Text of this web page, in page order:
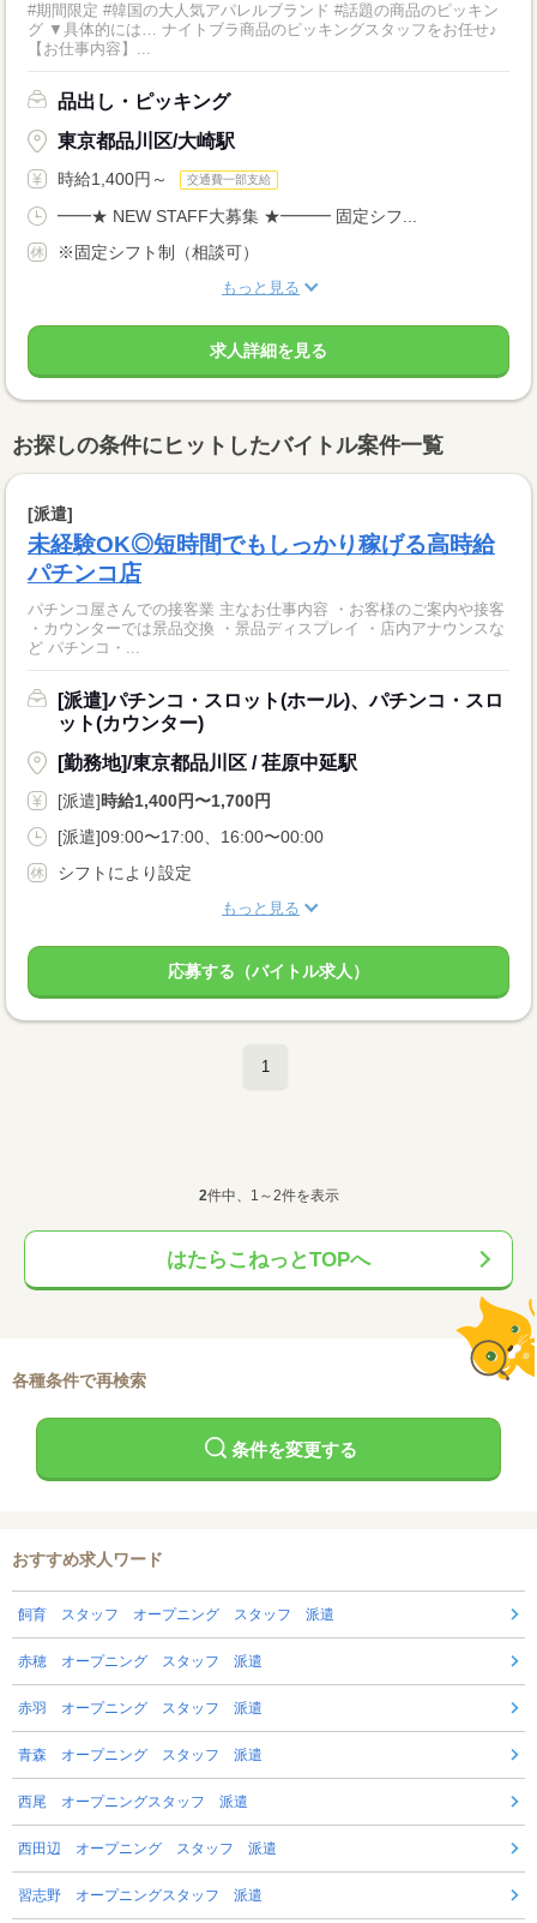
#期間限定 #韓国の大人気アパレルブランド #話題の商品のピッキン
グ ▼具体的には… ナイトブラ商品のピッキングスタッフをお任せ♪
【お仕事内容】...
品出し・ピッキング
東京都品川区/大崎駅
時給1,400円～ 交通費一部支給
━━★ NEW STAFF大募集 ★━━━ 固定シフ...
※固定シフト制（相談可）
もっと見る
求人詳細を見る
お探しの条件にヒットしたバイトル案件一覧
[派遣]
未経験OK◎短時間でもしっかり稼げる高時給
パチンコ店
パチンコ屋さんでの接客業 主なお仕事内容 ・お客様のご案内や接客
・カウンターでは景品交換 ・景品ディスプレイ ・店内アナウンスな
ど パチンコ・...
[派遣]パチンコ・スロット(ホール)、パチンコ・スロ
ット(カウンター)
[勤務地]/東京都品川区 / 荏原中延駅
[派遣]時給1,400円〜1,700円
[派遣]09:00〜17:00、16:00〜00:00
シフトにより設定
もっと見る
応募する（バイトル求人）
1
2件中、1～2件を表示
はたらこねっとTOPへ
各種条件で再検索
条件を変更する
おすすめ求人ワード
飼育 スタッフ オープニング スタッフ 派遣
赤穂 オープニング スタッフ 派遣
赤羽 オープニング スタッフ 派遣
青森 オープニング スタッフ 派遣
西尾 オープニングスタッフ 派遣
西田辺 オープニング スタッフ 派遣
習志野 オープニングスタッフ 派遣